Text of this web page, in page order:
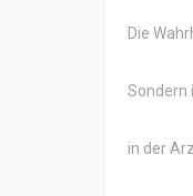
Die
Sondern
in der